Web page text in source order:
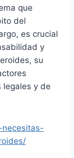
que
del
es crucial
y
su
legales y de